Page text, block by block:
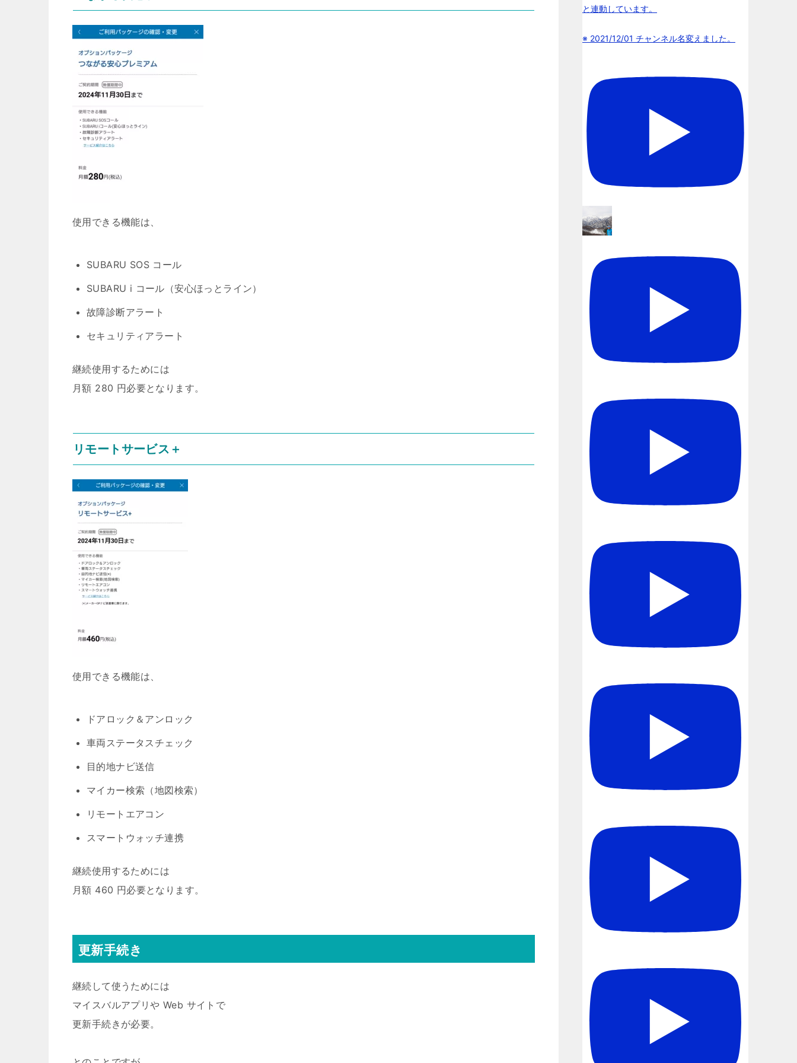
使用できる機能は、
SUBARU SOS コール
SUBARU i コール（安心ほっとライン）
故障診断アラート
セキュリティアラート
継続使用するためには
月額 280 円必要となります。
リモートサービス＋
使用できる機能は、
ドアロック＆アンロック
車両ステータスチェック
目的地ナビ送信
マイカー検索（地図検索）
リモートエアコン
スマートウォッチ連携
継続使用するためには
月額 460 円必要となります。
更新手続き
継続して使うためには
マイスバルアプリや Web サイトで
更新手続きが必要。
と連動しています。
※ 2021/12/01 チャンネル名変えました。